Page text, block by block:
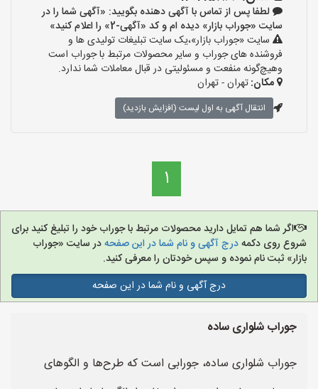
لطفا پس از تماس با آگهی دهنده بگویید: «آگهی شما را در
سایت «جوراب بازار» دیده ام و کد «آگهی-2» را اعلام کنید»
سایت «جوراب بازار»،یک سایت تبلیغات تولیدی ها و
فروشنده های جوراب و سایر محصولات مرتبط با جوراب است
وهیچ‌گونه منفعت و مسئولیتی در قبال معاملات شما ندارد.
مکان:تهران - تهران
انتقال آگهی به اول لیست (افزایش بازدید)
1
اگر شما هم تمایل دارید محصولات مرتبط با جوراب خود را تبلیغ کنید برای
شروع روی دکمهدرج آگهی و نام شما در این صفحهدر سایت «جوراب
بازار» ثبت نام نموده و سپس خودتان را معرفی کنید.
درج آگهی و نام شما در این صفحه
جوراب شلواری ساده
جوراب شلواری ساده، جورابی است که طرح‌ها و الگوهای